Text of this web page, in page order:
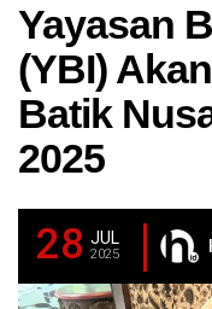
Yayasan
(YBI)
Batik
2025
28 JUL
2025